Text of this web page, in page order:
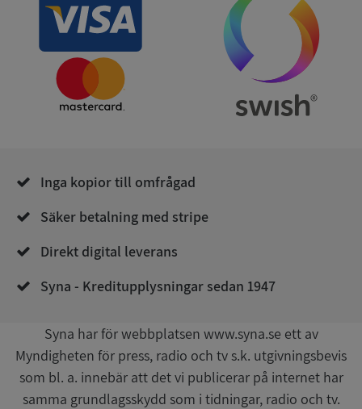
Inga kopior till omfrågad
Säker betalning med stripe
Direkt digital leverans
Syna - Kreditupplysningar sedan 1947
Syna har för webbplatsen www.syna.se ett av
Myndigheten för press, radio och tv s.k. utgivningsbevis
som bl. a. innebär att det vi publicerar på internet har
samma grundlagsskydd som i tidningar, radio och tv.
användas ordentligt utan strikt nödvändiga cookies.
Leverantör
Domän
__RequestVerificationToken
Microsoft
de.syna.se
VISITOR_PRIVACY_METADATA
YouTube
.youtube.com